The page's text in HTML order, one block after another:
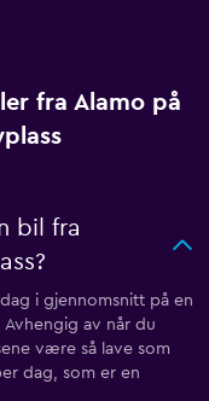
fra Alamo på
bil fra
i gjennomsnitt på en
Avhengig av når du
være så lave som
dag, som er en